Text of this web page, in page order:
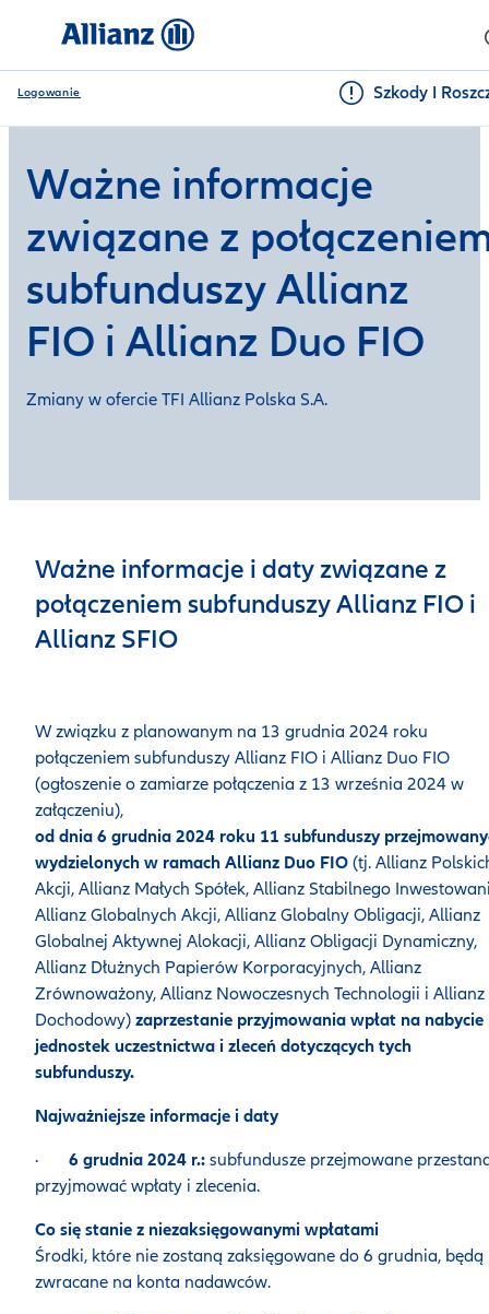
Logowanie Szkody I
Ważne informacje
związane z
subfunduszy Allianz
FIO i Allianz Duo FIO
Zmiany w ofercie TFI Allianz Polska S.A.
Ważne informacje i daty związane z
połączeniem subfunduszy Allianz FIO i
Allianz SFIO
W związku z planowanym na 13 grudnia 2024 roku
połączeniem subfunduszy Allianz FIO i Allianz Duo FIO
(ogłoszenie o zamiarze połączenia z 13 września 2024 w
załączeniu),
od dnia 6 grudnia 2024 roku 11 subfunduszy
wydzielonych w ramach Allianz Duo FIO (tj. Allianz
Akcji, Allianz Małych Spółek, Allianz Stabilnego
Allianz Globalnych Akcji, Allianz Globalny Obligacji, Allianz
Globalnej Aktywnej Alokacji, Allianz Obligacji Dynamiczny,
Allianz Dłużnych Papierów Korporacyjnych, Allianz
Zrównoważony, Allianz Nowoczesnych Technologii i Allianz
Dochodowy) zaprzestanie przyjmowania wpłat na nabycie
jednostek uczestnictwa i zleceń dotyczących tych
subfunduszy.
Najważniejsze informacje i daty
· 6 grudnia 2024 r.: subfundusze przejmowane
przyjmować wpłaty i zlecenia.
Co się stanie z niezaksięgowanymi wpłatami
Środki, które nie zostaną zaksięgowane do 6 grudnia, będą
zwracane na konta nadawców.